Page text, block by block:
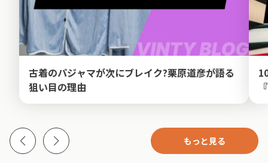
古着のパジャマが次にブレイク?栗原道彦が語る
狙い目の理由
もっと見る